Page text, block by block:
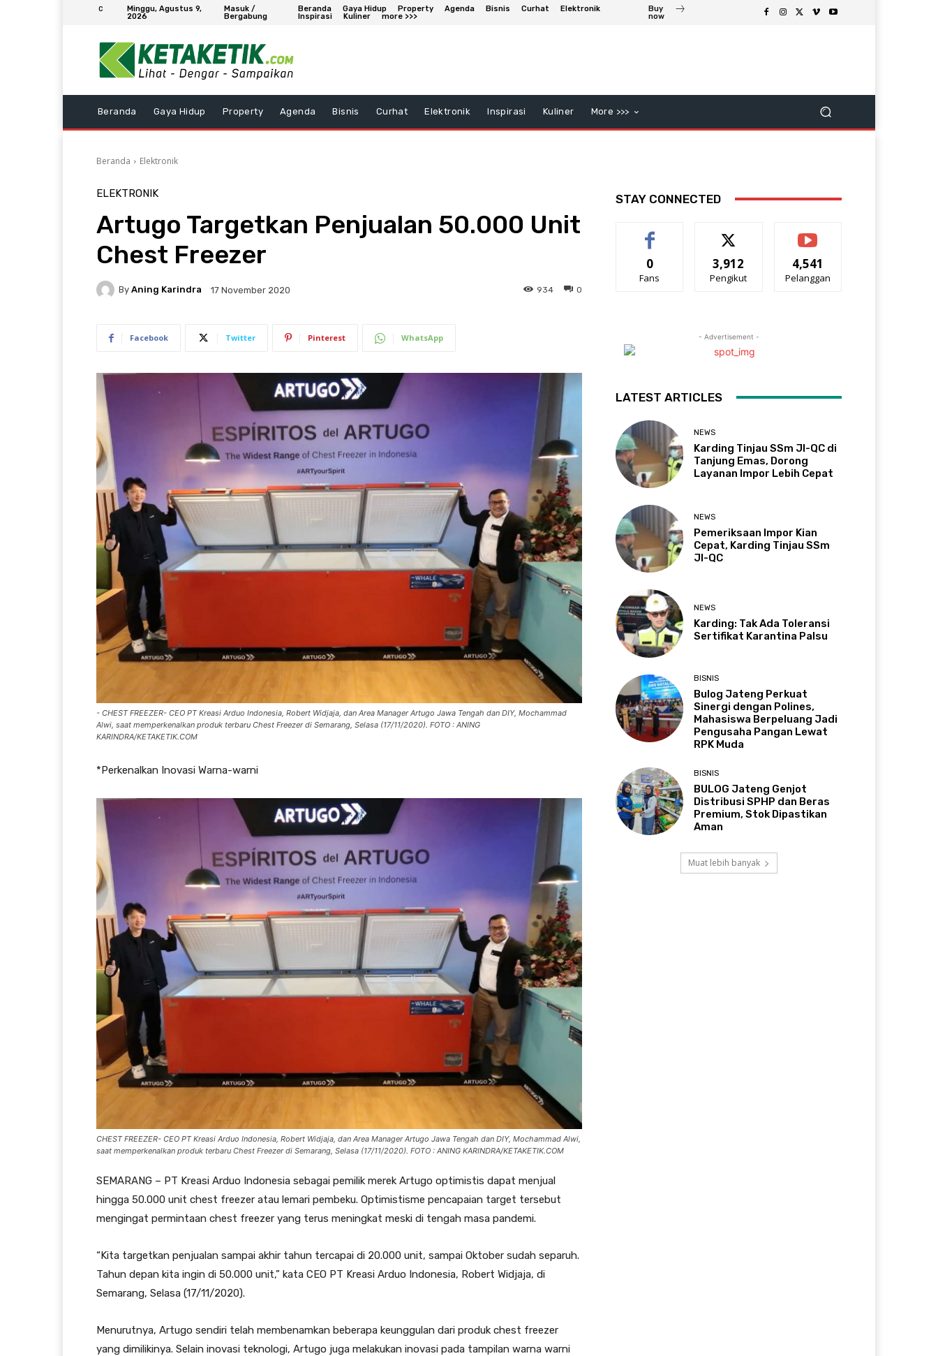
C
Minggu, Agustus 9,
2026
Masuk /
Bergabung
Beranda Gaya Hidup Property Agenda Bisnis Curhat
Elektronik
Inspirasi
Kuliner more >>>
Buy
now
Beranda Gaya Hidup Property Agenda Bisnis Curhat Elektronik Inspirasi Kuliner More >>>
Beranda Elektronik
ELEKTRONIK
Artugo Targetkan Penjualan 50.000 Unit
Chest Freezer
By Aning Karindra 17 November 2020 0
934
Facebook Twitter Pinterest WhatsApp
- CHEST FREEZER- CEO PT Kreasi Arduo Indonesia, Robert Widjaja, dan Area Manager Artugo Jawa Tengah dan DIY, Mochammad
Alwi, saat memperkenalkan produk terbaru Chest Freezer di Semarang, Selasa (17/11/2020). FOTO : ANING
KARINDRA/KETAKETIK.COM
*Perkenalkan Inovasi Warna-warni
CHEST FREEZER- CEO PT Kreasi Arduo Indonesia, Robert Widjaja, dan Area Manager Artugo Jawa Tengah dan DIY, Mochammad Alwi,
saat memperkenalkan produk terbaru Chest Freezer di Semarang, Selasa (17/11/2020). FOTO : ANING KARINDRA/KETAKETIK.COM
SEMARANG – PT Kreasi Arduo Indonesia sebagai pemilik merek Artugo optimistis dapat menjual
hingga 50.000 unit chest freezer atau lemari pembeku. Optimistisme pencapaian target tersebut
mengingat permintaan chest freezer yang terus meningkat meski di tengah masa pandemi.
“Kita targetkan penjualan sampai akhir tahun tercapai di 20.000 unit, sampai Oktober sudah separuh.
Tahun depan kita ingin di 50.000 unit,” kata CEO PT Kreasi Arduo Indonesia, Robert Widjaja, di
Semarang, Selasa (17/11/2020).
Menurutnya, Artugo sendiri telah membenamkan beberapa keunggulan dari produk chest freezer
yang dimilikinya. Selain inovasi teknologi, Artugo juga melakukan inovasi pada tampilan warna warni
STAY CONNECTED
0
Fans
3,912
Pengikut
4,541
Pelanggan
- Advertisement -
LATEST ARTICLES
NEWS
Karding Tinjau SSm JI-QC di
Tanjung Emas, Dorong
Layanan Impor Lebih Cepat
NEWS
Pemeriksaan Impor Kian
Cepat, Karding Tinjau SSm
JI-QC
NEWS
Karding: Tak Ada Toleransi
Sertifikat Karantina Palsu
BISNIS
Bulog Jateng Perkuat
Sinergi dengan Polines,
Mahasiswa Berpeluang Jadi
Pengusaha Pangan Lewat
RPK Muda
BISNIS
BULOG Jateng Genjot
Distribusi SPHP dan Beras
Premium, Stok Dipastikan
Aman
Muat lebih banyak